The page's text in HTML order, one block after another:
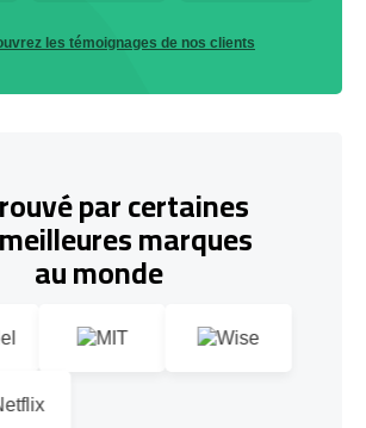
les témoignages de nos clients
par certaines
marques
au monde